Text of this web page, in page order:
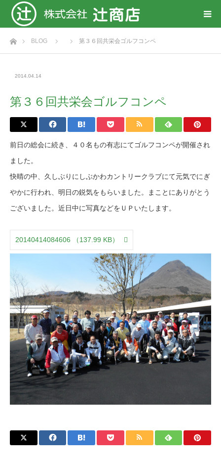
ホームBLOG 第３６回共栄会ゴルフコンペ
2014.04.14
第３６回共栄会ゴルフコンペ
前日の総会に続き、４０名もの有志にてゴルフコンペが開催され
ました。
快晴の中、久しぶりにしぶかわカントリークラブにて元気でにぎ
やかに行われ、明日の鋭気をもらいました。まことにありがとう
ございました。近日中に写真などをＵＰいたします。
20140414084606 （137.99 KB）